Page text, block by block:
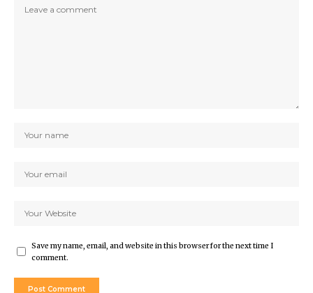
Save my name, email, and website in this browser for the next time I
comment.